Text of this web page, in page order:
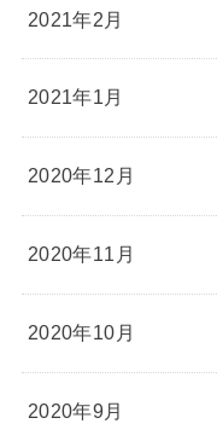
2021年2月
2021年1月
2020年12月
2020年11月
2020年10月
2020年9月